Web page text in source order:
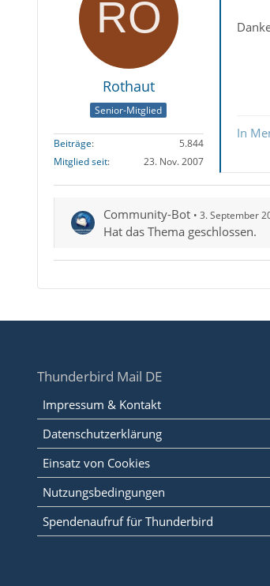
Rothaut
Senior-Mitglied
Beiträge
5.844
Mitglied seit
23. Nov. 2007
In
Community-Bot 3. September
Hat das Thema geschlossen.
Thunderbird Mail DE
Impressum & Kontakt
Datenschutzerklärung
Einsatz von Cookies
Nutzungsbedingungen
Spendenaufruf für Thunderbird